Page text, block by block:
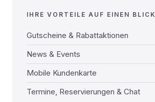
IHRE VORTEILE AUF EINEN BLICK
Gutscheine & Rabattaktionen
News & Events
Mobile Kundenkarte
Termine, Reservierungen & Chat